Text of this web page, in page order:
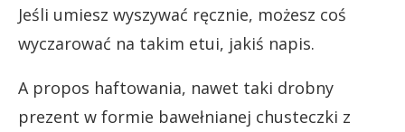
Jeśli umiesz wyszywać ręcznie, możesz coś
wyczarować na takim etui, jakiś napis.
A propos haftowania, nawet taki drobny
prezent w formie bawełnianej chusteczki z